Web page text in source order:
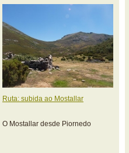
Ruta: subida ao Mostallar
O Mostallar desde Piornedo